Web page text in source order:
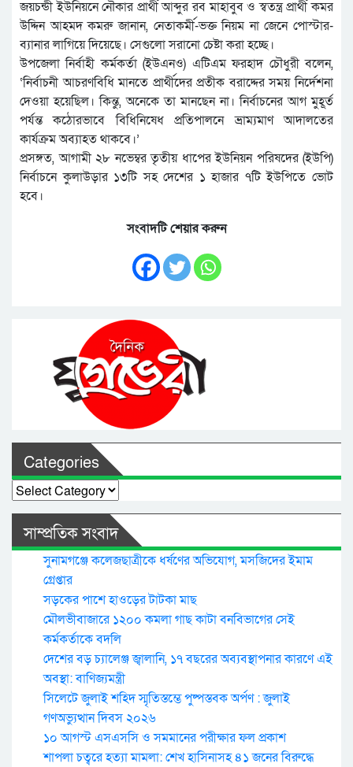
জয়চন্ডী ইউনিয়নে নৌকার প্রার্থী আব্দুর রব মাহাবুব ও স্বতন্ত্র প্রার্থী কমর
উদ্দিন আহমদ কমরু জানান, নেতাকর্মী-ভক্ত নিয়ম না জেনে পোস্টার-
ব্যানার লাগিয়ে দিয়েছে। সেগুলো সরানো চেষ্টা করা হচ্ছে।
উপজেলা নির্বাহী কর্মকর্তা (ইউএনও) এটিএম ফরহাদ চৌধুরী বলেন,
‘নির্বাচনী আচরণবিধি মানতে প্রার্থীদের প্রতীক বরাদ্দের সময় নির্দেশনা
দেওয়া হয়েছিল। কিন্তু, অনেকে তা মানছেন না। নির্বাচনের আগ মুহূর্ত
পর্যন্ত কঠোরভাবে বিধিনিষেধ প্রতিপালনে ভ্রাম্যমাণ আদালতের
কার্যক্রম অব্যাহত থাকবে।’
প্রসঙ্গত, আগামী ২৮ নভেম্বর তৃতীয় ধাপের ইউনিয়ন পরিষদের (ইউপি)
নির্বাচনে কুলাউড়ার ১৩টি সহ দেশের ১ হাজার ৭টি ইউপিতে ভোট
হবে।
সংবাদটি শেয়ার করুন
Categories
Categories
সাম্প্রতিক সংবাদ
সুনামগঞ্জে কলেজছাত্রীকে ধর্ষণের অভিযোগ, মসজিদের ইমাম
গ্রেপ্তার
সড়কের পাশে হাওড়ের টাটকা মাছ
মৌলভীবাজারে ১২০০ কমলা গাছ কাটা বনবিভাগের সেই
কর্মকর্তাকে বদলি
দেশের বড় চ্যালেঞ্জ জ্বালানি, ১৭ বছরের অব্যবস্থাপনার কারণে এই
অবস্থা: বাণিজ্যমন্ত্রী
সিলেটে জুলাই শহিদ স্মৃতিস্তম্ভে পুষ্পস্তবক অর্পণ : জুলাই
গণঅভ্যুত্থান দিবস ২০২৬
১০ আগস্ট এসএসসি ও সমমানের পরীক্ষার ফল প্রকাশ
শাপলা চত্বরে হত্যা মামলা: শেখ হাসিনাসহ ৪১ জনের বিরুদ্ধে